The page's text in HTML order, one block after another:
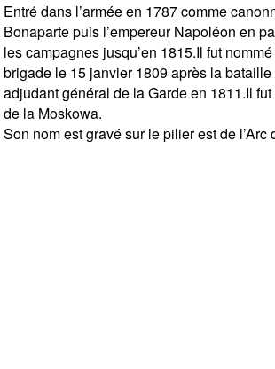
Entré dans l’armée en 1787 comme
Bonaparte puis l’empereur Napoléon en
les campagnes jusqu’en 1815.Il fut
brigade le 15 janvier 1809 après la bataille
adjudant général de la Garde en 1811.Il
de la Moskowa.
Son nom est gravé sur le pilier est de l’Arc